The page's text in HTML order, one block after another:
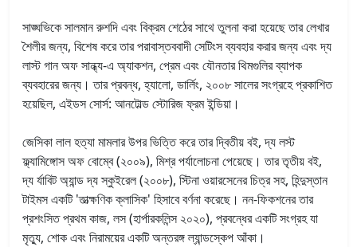
সাঙ্ঘভিকে সালমান রুশদি এবং বিক্রম শেঠের সাথে তুলনা করা হয়েছে তার লেখার
শৈলীর জন্য, বিশেষ করে তার পরাবাস্তববাদী সেটিংস ব্যবহার করার জন্য এবং দ্য
লাস্ট গান অফ সান্ধ্য-এ অ্যাকশন, প্রেম এবং যৌনতার থিমগুলির ব্যাপক
ব্যবহারের জন্য। তার প্রবন্ধ, হ্যালো, ডার্লিং, ২০০৮ সালের সংগ্রহে প্রকাশিত
হয়েছিল, এইডস সোর্স: আনটোল্ড স্টোরিজ ফ্রম ইন্ডিয়া।
জেসিকা লাল হত্যা মামলার উপর ভিত্তি করে তার দ্বিতীয় বই, দ্য লস্ট
ফ্ল্যামিঙ্গোস অফ বোম্বে (২০০৯), মিশ্র পর্যালোচনা পেয়েছে। তার তৃতীয় বই,
দ্য র্যাবিট অ্যান্ড দ্য স্কুইরেল (২০০৮), স্টিনা ওয়ারসেনের চিত্র সহ, হিন্দুস্তান
টাইমস একটি 'তাত্ক্ষণিক ক্লাসিক' হিসাবে বর্ণনা করেছে। নন-ফিকশনের তার
প্রশংসিত প্রথম কাজ, লস (হার্পারকলিন্স ২০২০), প্রবন্ধের একটি সংগ্রহ যা
মৃত্যু, শোক এবং নিরাময়ের একটি অন্তরঙ্গ ল্যান্ডস্কেপ আঁকা।